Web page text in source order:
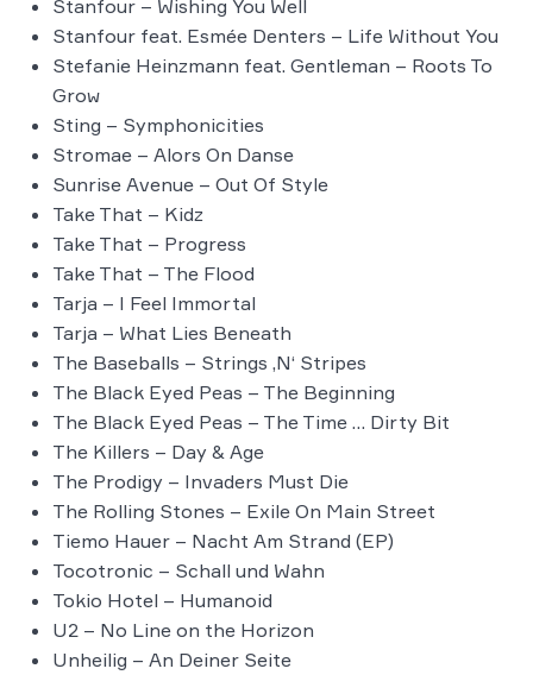
Stanfour – Wishing You Well
Stanfour feat. Esmée Denters – Life Without You
Stefanie Heinzmann feat. Gentleman – Roots To
Grow
Sting – Symphonicities
Stromae – Alors On Danse
Sunrise Avenue – Out Of Style
Take That – Kidz
Take That – Progress
Take That – The Flood
Tarja – I Feel Immortal
Tarja – What Lies Beneath
The Baseballs – Strings ‚N‘ Stripes
The Black Eyed Peas – The Beginning
The Black Eyed Peas – The Time … Dirty Bit
The Killers – Day & Age
The Prodigy – Invaders Must Die
The Rolling Stones – Exile On Main Street
Tiemo Hauer – Nacht Am Strand (EP)
Tocotronic – Schall und Wahn
Tokio Hotel – Humanoid
U2 – No Line on the Horizon
Unheilig – An Deiner Seite